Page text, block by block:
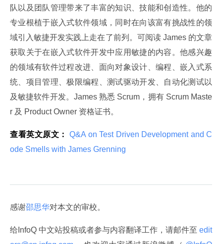
队以及团队管理带来了丰富的知识、技能和创造性。他的
专业根植于嵌入式软件领域，同时在向该富有挑战性的领
域引入敏捷开发实践上走在了前列。可阅读 James 的文章
获取关于在嵌入式软件开发中应用敏捷的内容。他感兴趣
的领域有软件过程改进、面向对象设计、编程、嵌入式系
统、项目管理、极限编程、测试驱动开发、自动化测试以
及敏捷软件开发。James 熟悉 Scrum，拥有 Scrum Maste
r 及 Product Owner 资格证书。
查看英文原文：
Q&A on Test Driven Development and C
ode Smells with James Grenning
感谢邵思华对本文的审校。
给InfoQ 中文站投稿或者参与内容翻译工作，请邮件至 edit